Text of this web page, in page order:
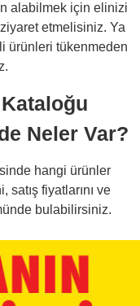
alabilmek için elinizi
etmelisiniz. Ya
ürünleri tükenmeden
Neler Var?
hangi ürünler
fiyatlarını ve
bulabilirsiniz.